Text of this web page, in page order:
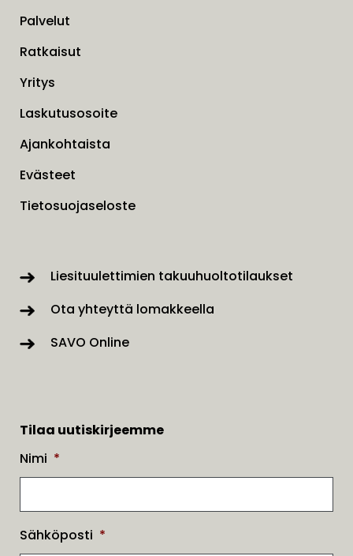
Palvelut
Ratkaisut
Yritys
Laskutusosoite
Ajankohtaista
Evästeet
Tietosuojaseloste
Liesituulettimien takuuhuoltotilaukset
Ota yhteyttä lomakkeella
SAVO Online
Tilaa uutiskirjeemme
Nimi *
Sähköposti *